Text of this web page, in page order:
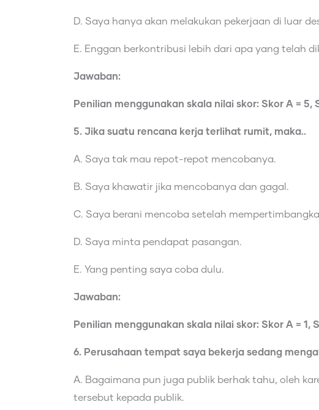
D. Saya hanya akan melakukan pekerjaan di luar
E. Enggan berkontribusi lebih dari apa yang telah
Jawaban:
Penilian menggunakan skala nilai skor: Skor A = 5,
5. Jika suatu rencana kerja terlihat rumit, maka..
A. Saya tak mau repot-repot mencobanya.
B. Saya khawatir jika mencobanya dan gagal.
C. Saya berani mencoba setelah
D. Saya minta pendapat pasangan.
E. Yang penting saya coba dulu.
Jawaban:
Penilian menggunakan skala nilai skor: Skor A = 1,
6. Perusahaan tempat saya bekerja sedang
A. Bagaimana pun juga publik berhak tahu, oleh
tersebut kepada publik.